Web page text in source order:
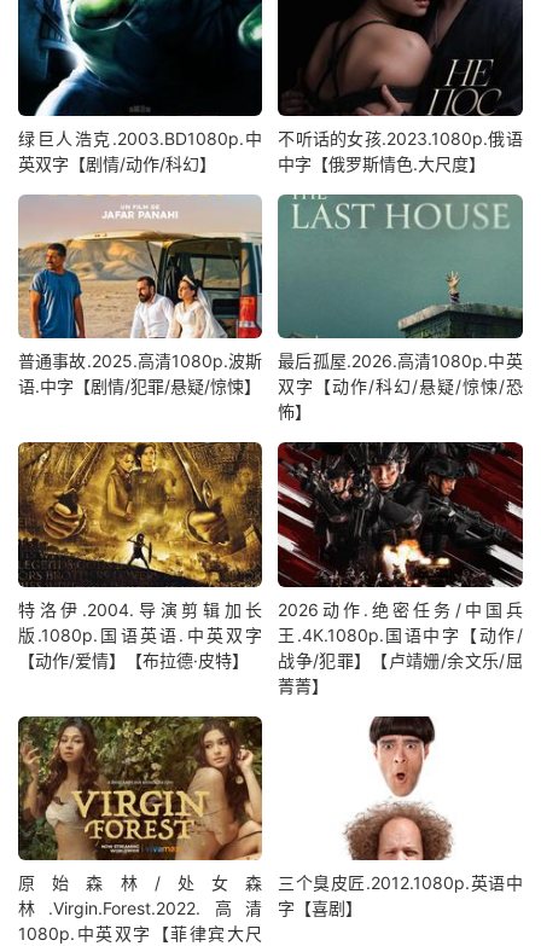
绿巨人浩克.2003.BD1080p.中
英双字【剧情/动作/科幻】
不听话的女孩.2023.1080p.俄语
中字【俄罗斯情色.大尺度】
普通事故.2025.高清1080p.波斯
语.中字【剧情/犯罪/悬疑/惊悚】
最后孤屋.2026.高清1080p.中英
双字【动作/科幻/悬疑/惊悚/恐
怖】
特洛伊.2004.导演剪辑加长
版.1080p.国语英语.中英双字
【动作/爱情】【布拉德·皮特】
2026动作.绝密任务/中国兵
王.4K.1080p.国语中字【动作/
战争/犯罪】【卢靖姗/余文乐/屈
菁菁】
原始森林/处女森
林.Virgin.Forest.2022.高清
1080p.中英双字【菲律宾大尺
三个臭皮匠.2012.1080p.英语中
字【喜剧】